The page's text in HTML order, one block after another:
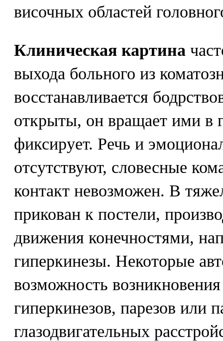
височных областей
Клиническая картина
выхода больного из
восстанавливается
открыты, он вращает ими в
фиксирует. Речь и
отсутствуют, словесные
контакт невозможен. В
прикован к постели,
движения конечностями,
гиперкинезы. Некоторые
возможность
гиперкинезов, парезов или
глазодвигательных